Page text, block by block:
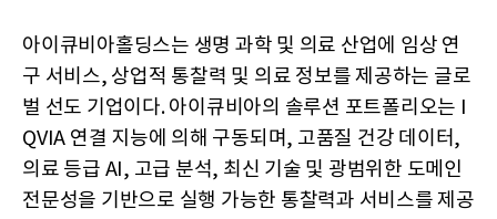
아이큐비아홀딩스는 생명 과학 및 의료 산업에 임상 연
구 서비스, 상업적 통찰력 및 의료 정보를 제공하는 글로
벌 선도 기업이다. 아이큐비아의 솔루션 포트폴리오는 I
QVIA 연결 지능에 의해 구동되며, 고품질 건강 데이터,
의료 등급 AI, 고급 분석, 최신 기술 및 광범위한 도메인
전문성을 기반으로 실행 가능한 통찰력과 서비스를 제공